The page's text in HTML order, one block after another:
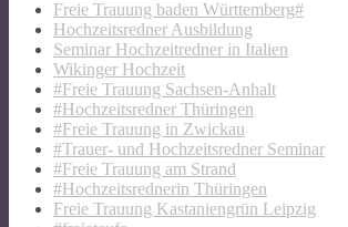
Freie Trauung baden Württemberg#
Hochzeitsredner Ausbildung
Seminar Hochzeitredner in Italien
Wikinger Hochzeit
#Freie Trauung Sachsen-Anhalt
#Hochzeitsredner Thüringen
#Freie Trauung in Zwickau
#Trauer- und Hochzeitsredner Seminar
#Freie Trauung am Strand
#Hochzeitsrednerin Thüringen
Freie Trauung Kastaniengrün Leipzig